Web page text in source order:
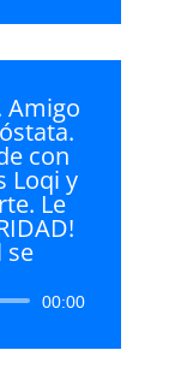
Amigo
con
Loqi y
Le
se
00:00